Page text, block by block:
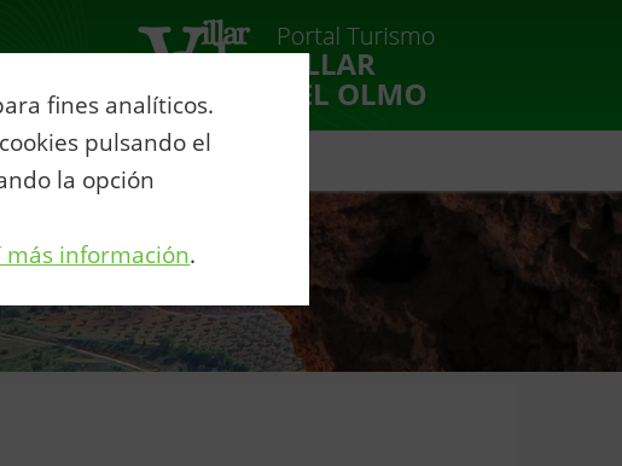
fines analíticos.
pulsando el
la opción
información.
Convenio Agua Eurovillas